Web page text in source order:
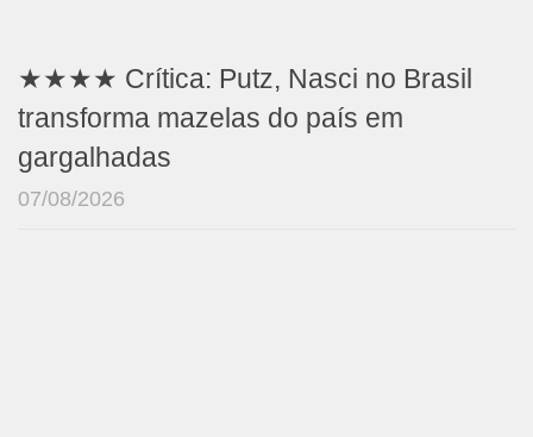
★★★★ Crítica: Putz, Nasci no Brasil
transforma mazelas do país em
gargalhadas
07/08/2026